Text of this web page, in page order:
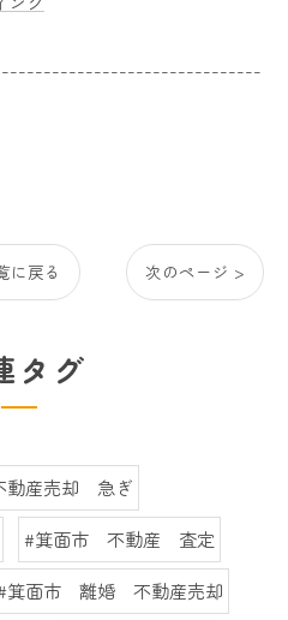
に戻る 次のページ >
タグ
産売却 急ぎ
#箕面市 不動産 査定
箕面市 離婚 不動産売却